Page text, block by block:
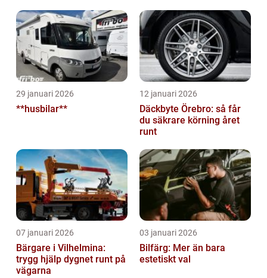
29 januari 2026
**husbilar**
12 januari 2026
Däckbyte Örebro: så får
du säkrare körning året
runt
07 januari 2026
Bärgare i Vilhelmina:
trygg hjälp dygnet runt på
vägarna
03 januari 2026
Bilfärg: Mer än bara
estetiskt val